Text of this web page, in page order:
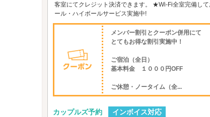
客室にてクレジット決済できます。 ★Wi-Fi全室完備
ール・ハイボールサービス実施中!
メンバー割引とクーポン併用にて
とてもお得な割引実施中！
ご宿泊（全日）
基本料金 １０００円OFF
ご休憩・ノータイム（全...
カップルズ予約
インボイス対応